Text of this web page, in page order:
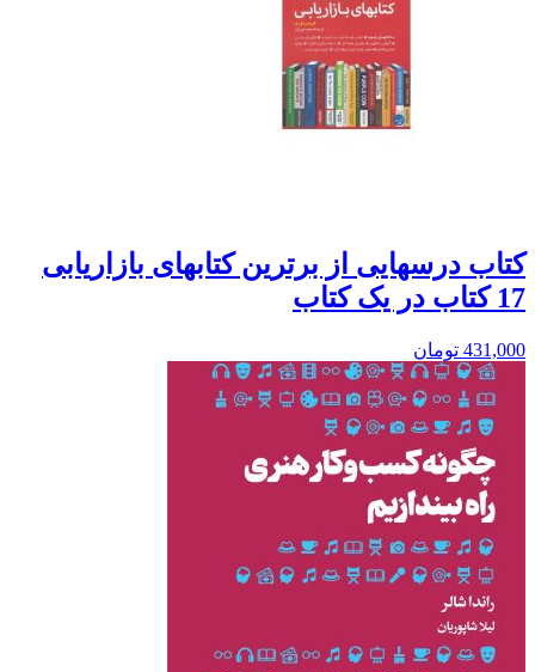
کتاب درسهایی از برترین کتابهای بازاریابی
17 کتاب در یک کتاب
431,000 تومان